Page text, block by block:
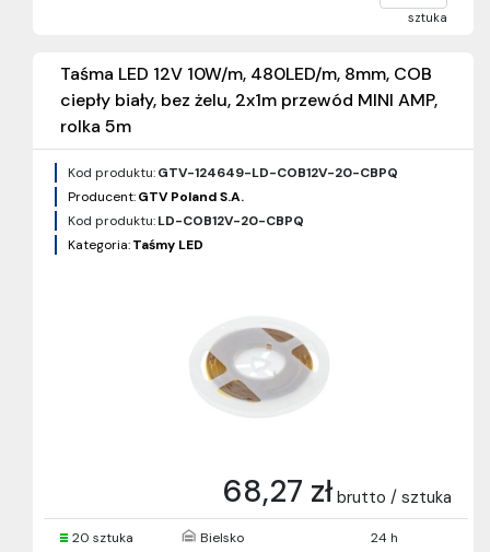
sztuka
Taśma LED 12V 10W/m, 480LED/m, 8mm, COB
ciepły biały, bez żelu, 2x1m przewód MINI AMP,
rolka 5m
Kod produktu:GTV-124649-LD-COB12V-20-CBPQ
Producent:GTV Poland S.A.
Kod produktu:LD-COB12V-20-CBPQ
Kategoria:Taśmy LED
68,27 zł brutto / sztuka
20 sztuka Bielsko
24 h